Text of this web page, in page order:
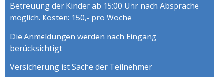
Betreuung der Kinder ab 15:00 Uhr nach Absprache
möglich. Kosten: 150,- pro Woche
Die Anmeldungen werden nach Eingang
berücksichtigt
Versicherung ist Sache der Teilnehmer